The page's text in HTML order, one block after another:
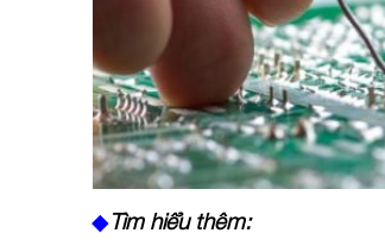
◆Tìm hiểu thêm: